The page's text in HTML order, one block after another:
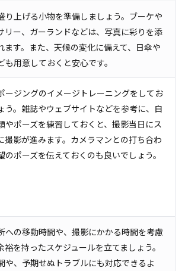
り上げる小物を準備しましょう。ブーケや
リー、ガーランドなどは、写真に彩りを添
ます。また、天候の変化に備えて、日傘や
も用意しておくと安心です。
ージングのイメージトレーニングをしてお
う。雑誌やウェブサイトなどを参考に、自
やポーズを練習しておくと、撮影当日にス
撮影が進みます。カメラマンとの打ち合わ
のポーズを伝えておくのも良いでしょう。
への移動時間や、撮影にかかる時間を考慮
裕を持ったスケジュールを立てましょう。
や、予期せぬトラブルにも対応できるよ